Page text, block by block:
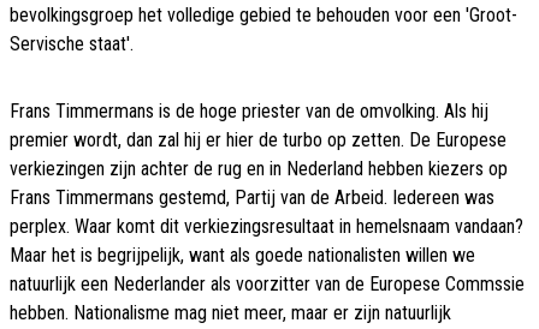
bevolkingsgroep het volledige gebied te behouden voor een 'Groot-
Servische staat'.
Frans Timmermans is de hoge priester van de omvolking. Als hij
premier wordt, dan zal hij er hier de turbo op zetten. De Europese
verkiezingen zijn achter de rug en in Nederland hebben kiezers op
Frans Timmermans gestemd, Partij van de Arbeid. Iedereen was
perplex. Waar komt dit verkiezingsresultaat in hemelsnaam vandaan?
Maar het is begrijpelijk, want als goede nationalisten willen we
natuurlijk een Nederlander als voorzitter van de Europese Commssie
hebben. Nationalisme mag niet meer, maar er zijn natuurlijk